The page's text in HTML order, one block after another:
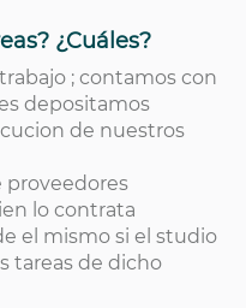
¿Cuáles?
; contamos con
depositamos
de nuestros
proveedores
lo contrata
el mismo si el studio
tareas de dicho